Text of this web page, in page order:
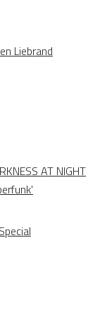
Liebrand
AT NIGHT